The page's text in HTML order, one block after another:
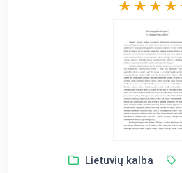
Lietuvių kalba